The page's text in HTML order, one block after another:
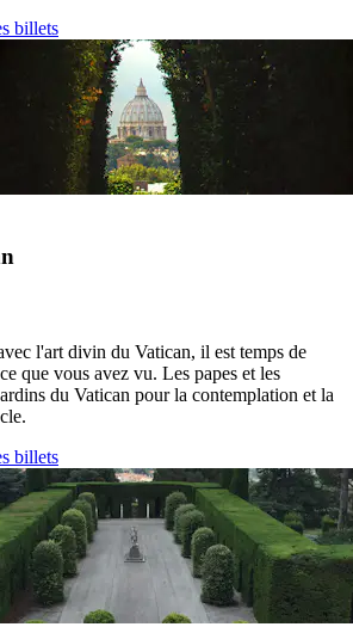
billets
l'art divin du Vatican, il est temps de
que vous avez vu. Les papes et les
du Vatican pour la contemplation et la
billets